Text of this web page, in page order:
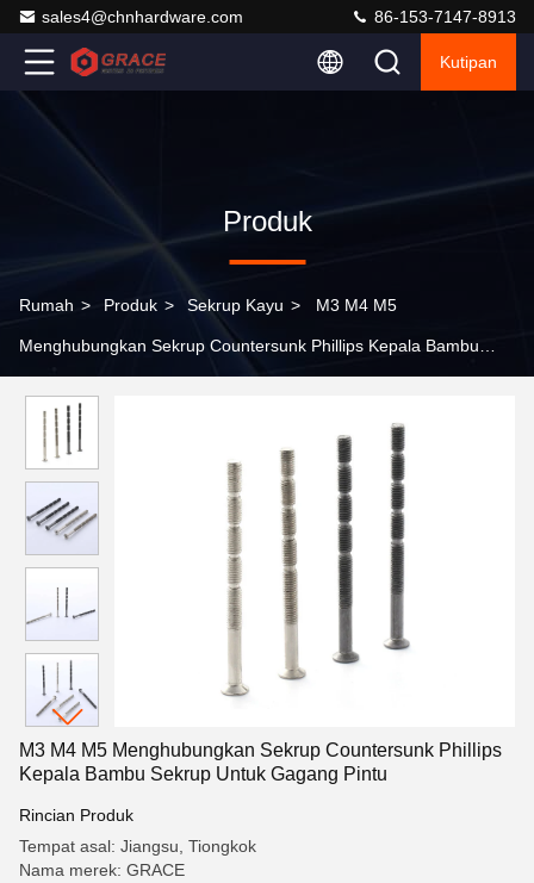
sales4@chnhardware.com 86-153-7147-8913
Kutipan
Produk
Rumah > Produk > Sekrup Kayu > M3 M4 M5
Menghubungkan Sekrup Countersunk Phillips Kepala Bambu
M3 M4 M5 Menghubungkan Sekrup Countersunk Phillips
Kepala Bambu Sekrup Untuk Gagang Pintu
Rincian Produk
Tempat asal: Jiangsu, Tiongkok
Nama merek: GRACE